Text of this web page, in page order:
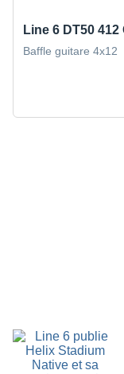
Line 6 DT50 412
Baffle guitare 4x12